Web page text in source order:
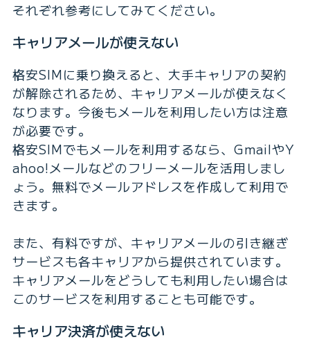
それぞれ参考にしてみてください。
キャリアメールが使えない
格安SIMに乗り換えると、大手キャリアの契約
が解除されるため、キャリアメールが使えなく
なります。今後もメールを利用したい方は注意
が必要です。
格安SIMでもメールを利用するなら、GmailやY
ahoo!メールなどのフリーメールを活用しまし
ょう。無料でメールアドレスを作成して利用で
きます。
また、有料ですが、キャリアメールの引き継ぎ
サービスも各キャリアから提供されています。
キャリアメールをどうしても利用したい場合は
このサービスを利用することも可能です。
キャリア決済が使えない